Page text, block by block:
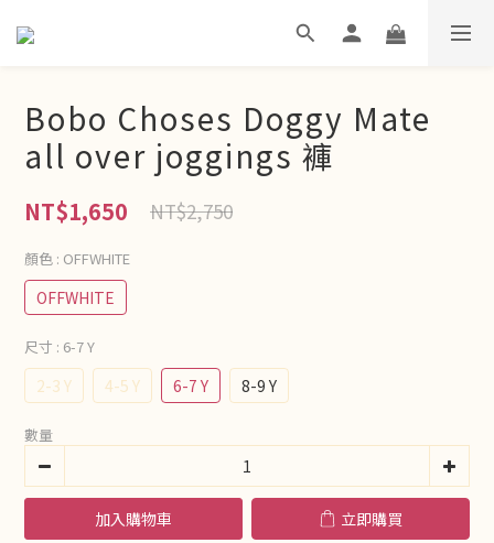
Bobo Choses Doggy Mate
all over joggings 褲
NT$1,650 NT$2,750
顏色 : OFFWHITE
OFFWHITE
尺寸 : 6-7 Y
2-3 Y 4-5 Y 6-7 Y 8-9 Y
數量
加入購物車 立即購買